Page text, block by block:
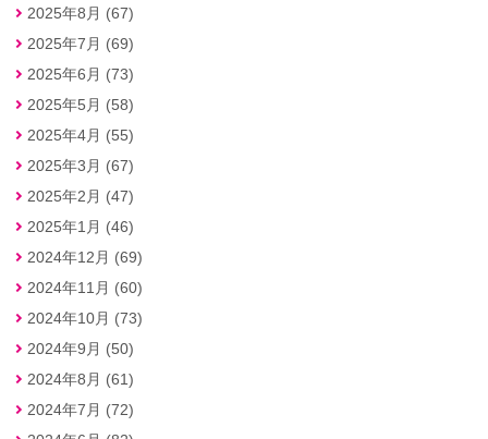
2025年8月 (67)
2025年7月 (69)
2025年6月 (73)
2025年5月 (58)
2025年4月 (55)
2025年3月 (67)
2025年2月 (47)
2025年1月 (46)
2024年12月 (69)
2024年11月 (60)
2024年10月 (73)
2024年9月 (50)
2024年8月 (61)
2024年7月 (72)